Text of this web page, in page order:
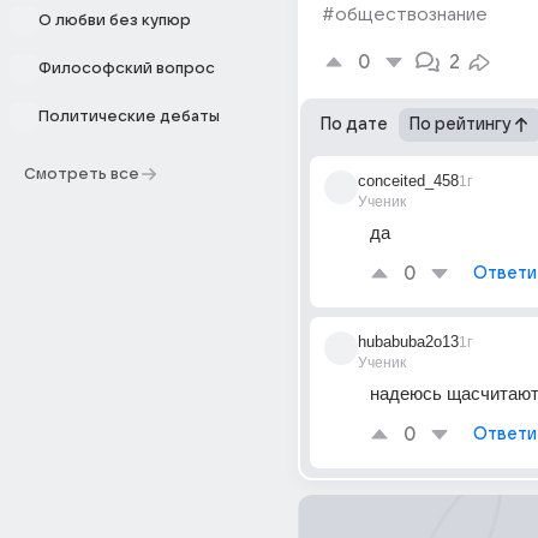
О любви без купюр
Философский вопрос
Политические дебаты
Смотреть все
#обществознание
0 2
По дате По рейтингу
conceited_458
Ученик
1г
да
0
hubabuba2o13
Ученик
1г
надеюсь щасчитают
0